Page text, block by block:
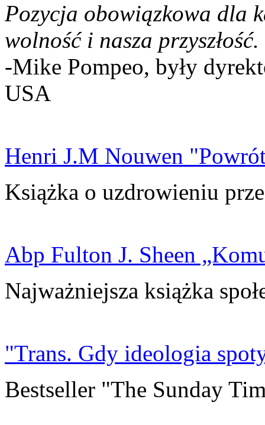
Pozycja obowiązkowa dla
wolność i nasza przyszłość.
-Mike Pompeo, były
USA
Henri J.M Nouwen
Książka o uzdrowieniu
Abp Fulton J. Sheen
Najważniejsza książka
"Trans. Gdy ideologia
Bestseller "The Sunday